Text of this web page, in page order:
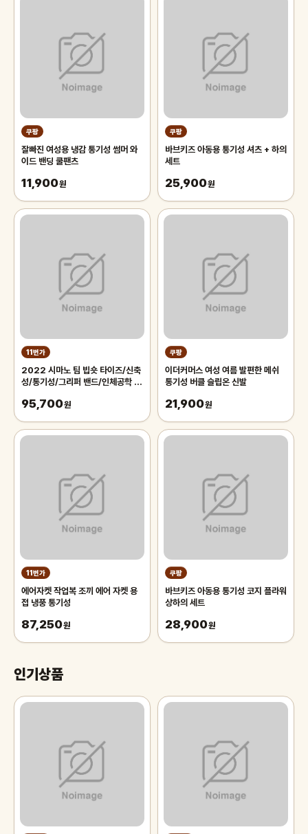
쿠팡
잘빠진 여성용 냉감 통기성 썸머 와
이드 밴딩 쿨팬츠
11,900원
쿠팡
바브키즈 아동용 통기성 셔츠 + 하의
세트
25,900원
11번가
2022 시마노 팀 빕숏 타이즈/신축
성/통기성/그리퍼 밴드/인체공학 편
지
95,700원
쿠팡
이더커머스 여성 여름 발편한 메쉬
통기성 버클 슬립온 신발
21,900원
11번가
에어자켓 작업복 조끼 에어 자켓 용
접 냉풍 통기성
87,250원
쿠팡
바브키즈 아동용 통기성 코지 플라워
상하의 세트
28,900원
인기상품